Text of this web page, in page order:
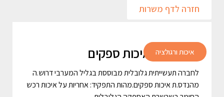
חזרה לדף משרות
איכות ורגולציה
מהנדס.ת איכות ספקים
לחברה תעשייתית גלובלית מבוססת בגליל המערבי דרוש.ה
מהנדס.ת איכות ספקים.מהות התפקיד: אחריות על איכות רכש